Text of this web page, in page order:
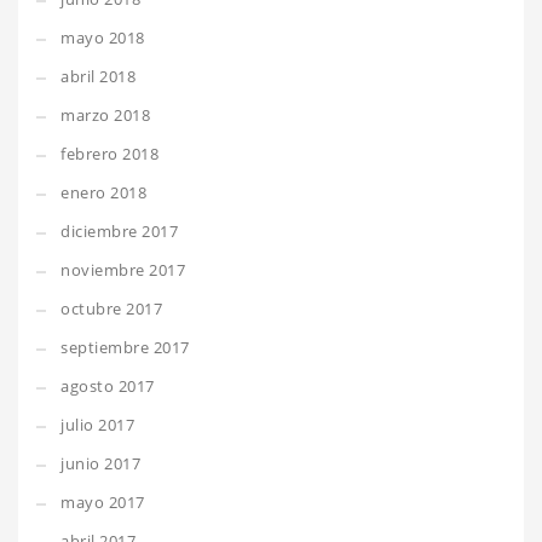
mayo 2018
abril 2018
marzo 2018
febrero 2018
enero 2018
diciembre 2017
noviembre 2017
octubre 2017
septiembre 2017
agosto 2017
julio 2017
junio 2017
mayo 2017